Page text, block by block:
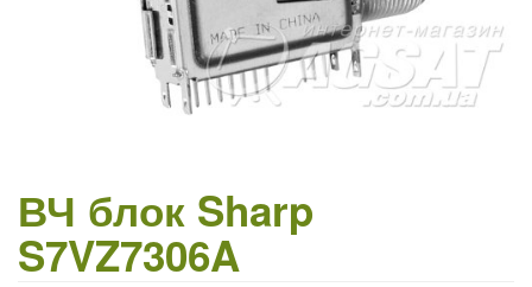
ВЧ блок Sharp
S7VZ7306A